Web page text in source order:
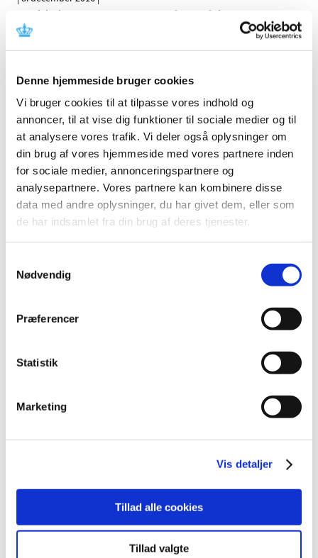
Denne hjemmeside bruger cookies
Vi bruger cookies til at tilpasse vores indhold og
annoncer, til at vise dig funktioner til sociale medier og til
at analysere vores trafik. Vi deler også oplysninger om
din brug af vores hjemmeside med vores partnere inden
for sociale medier, annonceringspartnere og
analysepartnere. Vores partnere kan kombinere disse
data med andre oplysninger, du har givet dem, eller som
de har indsamlet fra din brug af deres tjenester.
Nødvendig
Præferencer
Statistik
Marketing
Vis detaljer
Tillad alle cookies
Tillad valgte
Medicintilskudsnævnets forslag til fremtidig
tilskudsstatus for medicin i nogle undergrupper i…
om markedsføringstilladelse til lægemidler
|6. december 2016|
På baggrund af et stigende antal forespørgsler ønsker
Lægemiddelstyrelsen at fremhæve planen for afvikling…
Sådan virker HPV-vaccinen
|2. december 2016|
Lægemiddelstyrelsen har lavet en ny lille videografik om
HPV-vaccinens effekt.
Konkretisering af samarbejdet med Mexico
netop afsluttet et vellykket besøg hos den mexicanske
…
Alle (2506)
2026 (84)
2022 (197)
2020 (263)